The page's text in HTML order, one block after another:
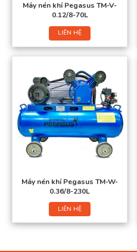
Máy nén khí Pegasus TM-V-
0.12/8-70L
LIÊN HỆ
Máy nén khí Pegasus TM-W-
0.36/8-230L
LIÊN HỆ